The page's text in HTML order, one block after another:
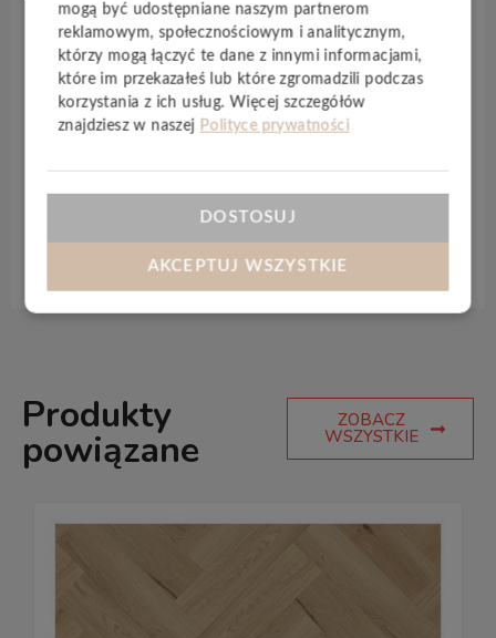
Specyfikacja techniczna
odporna na zarysowania i uszkodzenia, które mogą
się pojawić podczas codziennego
użytkowania. Kolekcja Timeless
jest stabilna
termicznie, odporna na światło, a dzięki
innowacyjnej,wodoodpornejpłycie nośnej może
Germany”, na której możesz polegać.
Produkty
powiązane
ZOBACZ
WSZYSTKIE
mogą być udostępniane naszym partnerom
reklamowym, społecznościowym i analitycznym,
którzy mogą łączyć te dane z innymi informacjami,
które im przekazałeś lub które zgromadzili podczas
korzystania z ich usług. Więcej szczegółów
znajdziesz w naszej Polityce prywatności
DOSTOSUJ
AKCEPTUJ WSZYSTKIE